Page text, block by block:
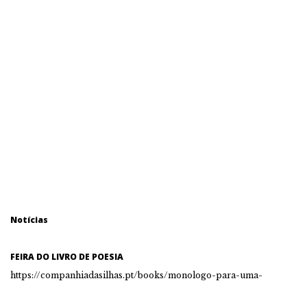
Notícias
FEIRA DO LIVRO DE POESIA
https://companhiadasilhas.pt/books/monologo-para-uma-